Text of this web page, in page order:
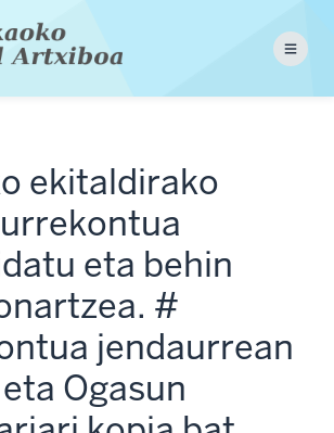
Menu
ekitaldirako
eta behin
#
jendaurrean
Ogasun